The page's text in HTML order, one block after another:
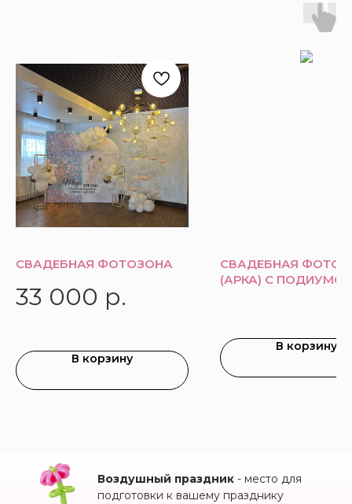
СВАДЕБНАЯ ФОТОЗОНА
33 000 р.
В корзину
СВАДЕБНАЯ
(АРКА) С ПОДИУМО
В корзину
Воздушный праздник - место для
подготовки к вашему празднику